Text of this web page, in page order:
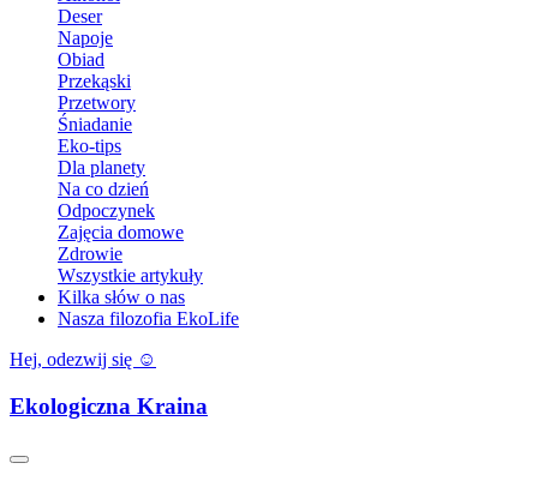
Deser
Napoje
Obiad
Przekąski
Przetwory
Śniadanie
Eko-tips
Dla planety
Na co dzień
Odpoczynek
Zajęcia domowe
Zdrowie
Wszystkie artykuły
Kilka słów o nas
Nasza filozofia EkoLife
Hej, odezwij się ☺️
Ekologiczna Kraina